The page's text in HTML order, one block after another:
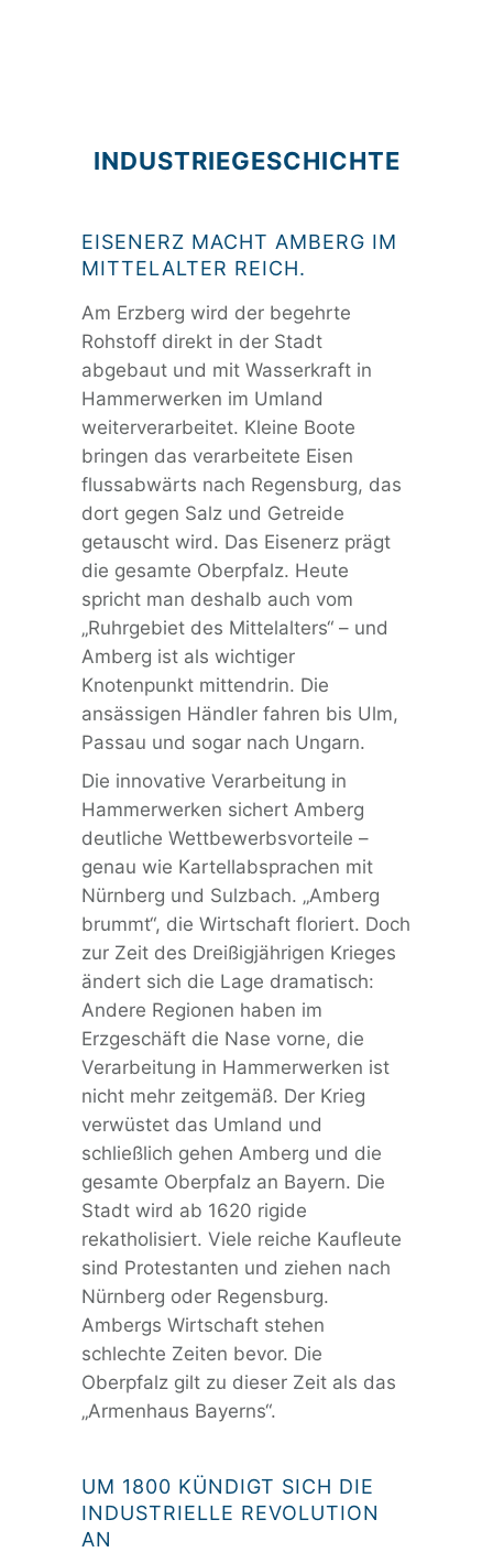
INDUSTRIEGESCHICHTE
EISENERZ MACHT AMBERG IM
MITTELALTER REICH.
Am Erzberg wird der begehrte
Rohstoff direkt in der Stadt
abgebaut und mit Wasserkraft in
Hammerwerken im Umland
weiterverarbeitet. Kleine Boote
bringen das verarbeitete Eisen
flussabwärts nach Regensburg, das
dort gegen Salz und Getreide
getauscht wird. Das Eisenerz prägt
die gesamte Oberpfalz. Heute
spricht man deshalb auch vom
„Ruhrgebiet des Mittelalters“ – und
Amberg ist als wichtiger
Knotenpunkt mittendrin. Die
ansässigen Händler fahren bis Ulm,
Passau und sogar nach Ungarn.
Die innovative Verarbeitung in
Hammerwerken sichert Amberg
deutliche Wettbewerbsvorteile –
genau wie Kartellabsprachen mit
Nürnberg und Sulzbach. „Amberg
brummt“, die Wirtschaft floriert. Doch
zur Zeit des Dreißigjährigen Krieges
ändert sich die Lage dramatisch:
Andere Regionen haben im
Erzgeschäft die Nase vorne, die
Verarbeitung in Hammerwerken ist
nicht mehr zeitgemäß. Der Krieg
verwüstet das Umland und
schließlich gehen Amberg und die
gesamte Oberpfalz an Bayern. Die
Stadt wird ab 1620 rigide
rekatholisiert. Viele reiche Kaufleute
sind Protestanten und ziehen nach
Nürnberg oder Regensburg.
Ambergs Wirtschaft stehen
schlechte Zeiten bevor. Die
Oberpfalz gilt zu dieser Zeit als das
„Armenhaus Bayerns“.
UM 1800 KÜNDIGT SICH DIE
INDUSTRIELLE REVOLUTION
AN